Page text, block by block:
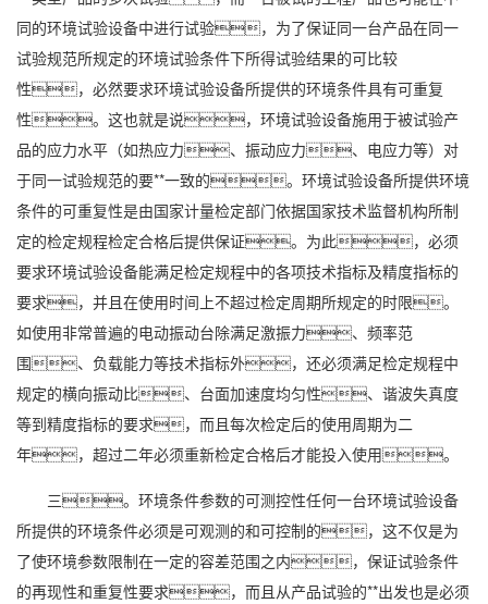
同的环境试验设备中进行试验，为了保证同一台产品在同一
试验规范所规定的环境试验条件下所得试验结果的可比较
性，必然要求环境试验设备所提供的环境条件具有可重复
性。这也就是说，环境试验设备施用于被试验产
品的应力水平（如热应力、振动应力、电应力等）对
于同一试验规范的要**一致的。环境试验设备所提供环境
条件的可重复性是由国家计量检定部门依据国家技术监督机构所制
定的检定规程检定合格后提供保证。为此，必须
要求环境试验设备能满足检定规程中的各项技术指标及精度指标的
要求，并且在使用时间上不超过检定周期所规定的时限。
如使用非常普遍的电动振动台除满足激振力、频率范
围、负载能力等技术指标外，还必须满足检定规程中
规定的横向振动比、台面加速度均匀性、谐波失真度
等到精度指标的要求，而且每次检定后的使用周期为二
年，超过二年必须重新检定合格后才能投入使用。
三。环境条件参数的可测控性任何一台环境试验设备
所提供的环境条件必须是可观测的和可控制的，这不仅是为
了使环境参数限制在一定的容差范围之内，保证试验条件
的再现性和重复性要求，而且从产品试验的**出发也是必须